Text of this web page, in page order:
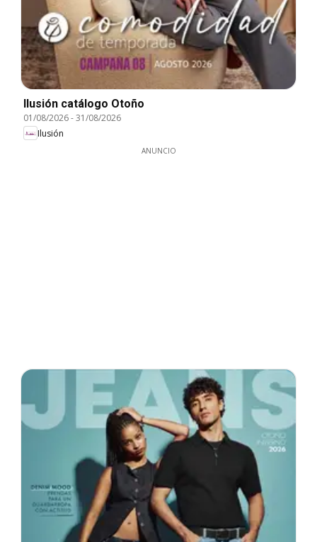
Ilusión catálogo Otoño
01/08/2026-31/08/2026
Ilusión
ANUNCIO